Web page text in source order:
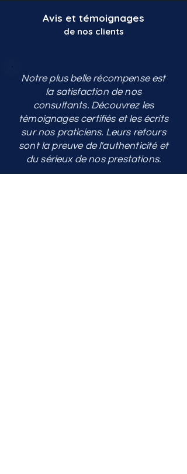
Avis et témoignages
de nos clients
Notre plus belle récompense est
la satisfaction de nos
consultants. Découvrez les
témoignages certifiés et les écrits
sur nos praticiens. Leurs retours
sont la preuve de l'authenticité et
du sérieux de nos prestations.